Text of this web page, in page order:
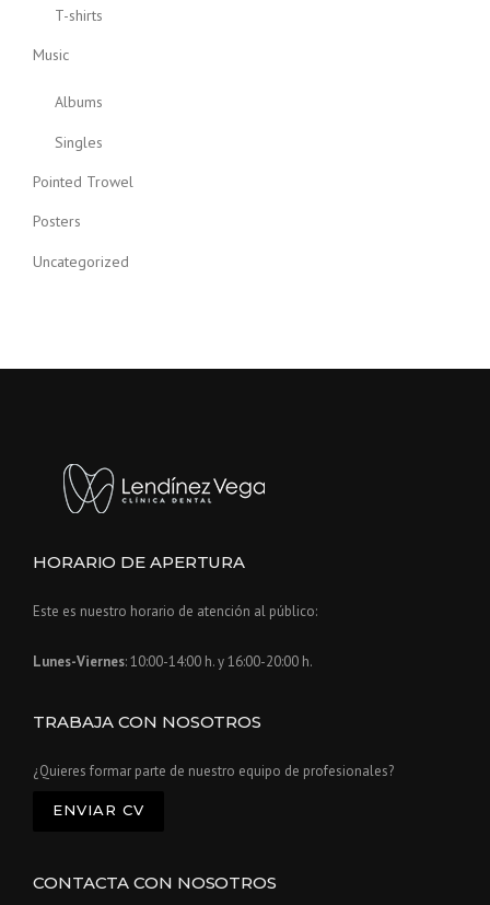
T-shirts
Music
Albums
Singles
Pointed Trowel
Posters
Uncategorized
HORARIO DE APERTURA
Este es nuestro horario de atención al público:
Lunes-Viernes: 10:00-14:00 h. y 16:00-20:00 h.
TRABAJA CON NOSOTROS
¿Quieres formar parte de nuestro equipo de profesionales?
ENVIAR CV
CONTACTA CON NOSOTROS